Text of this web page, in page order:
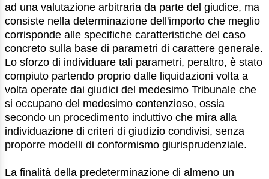
ad una valutazione arbitraria da parte del giudice, ma
consiste nella determinazione dell'importo che meglio
corrisponde alle specifiche caratteristiche del caso
concreto sulla base di parametri di carattere generale.
Lo sforzo di individuare tali parametri, peraltro, è stato
compiuto partendo proprio dalle liquidazioni volta a
volta operate dai giudici del medesimo Tribunale che
si occupano del medesimo contenzioso, ossia
secondo un procedimento induttivo che mira alla
individuazione di criteri di giudizio condivisi, senza
proporre modelli di conformismo giurisprudenziale.
La finalità della predeterminazione di almeno un